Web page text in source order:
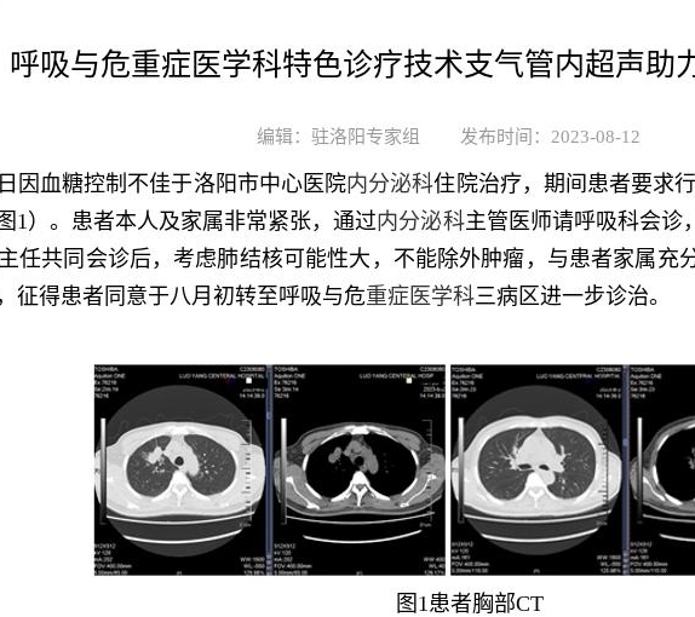
呼吸与危重症医学科特色诊疗技术支气管内超声助
编辑：驻洛阳专家组 发布时间：2023-08-12
因血糖控制不佳于洛阳市中心医院内分泌科住院治疗，期间患者要求
1）。患者本人及家属非常紧张，通过内分泌科主管医师请呼吸科会诊
任共同会诊后，考虑肺结核可能性大，不能除外肿瘤，与患者家属
征得患者同意于八月初转至呼吸与危重症医学科三病区进一步诊治。
图1患者胸部CT